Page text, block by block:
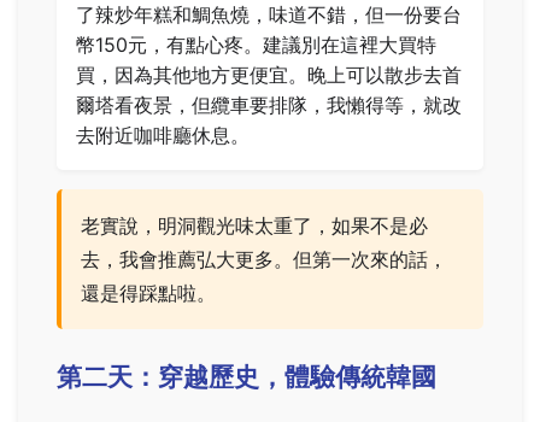
了辣炒年糕和鯛魚燒，味道不錯，但一份要台
幣150元，有點心疼。建議別在這裡大買特
買，因為其他地方更便宜。晚上可以散步去首
爾塔看夜景，但纜車要排隊，我懶得等，就改
去附近咖啡廳休息。
老實說，明洞觀光味太重了，如果不是必
去，我會推薦弘大更多。但第一次來的話，
還是得踩點啦。
第二天：穿越歷史，體驗傳統韓國